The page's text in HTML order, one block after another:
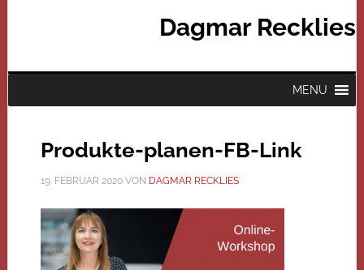
Dagmar Recklies
MENU
Produkte-planen-FB-Link
19. FEBRUAR 2020VON DAGMAR RECKLIES